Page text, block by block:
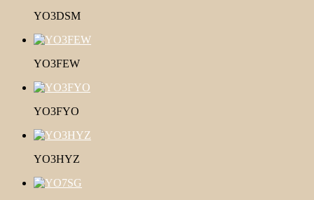
YO3DSM
YO3FEW
YO3FYO
YO3HYZ